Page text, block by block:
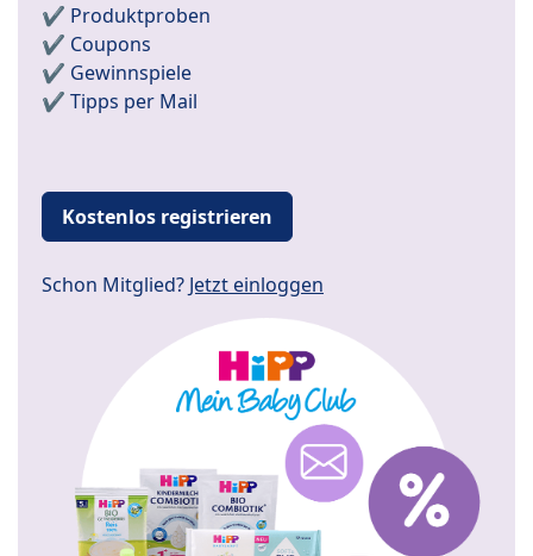
✔️ Produktproben
✔️ Coupons
✔️ Gewinnspiele
✔️ Tipps per Mail
Kostenlos registrieren
Schon Mitglied? Jetzt einloggen